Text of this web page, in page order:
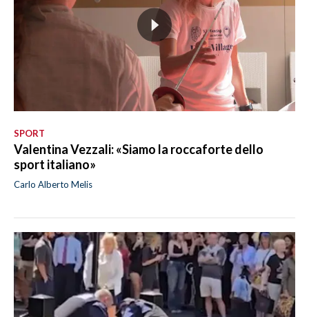
SPORT
Valentina Vezzali: «Siamo la roccaforte dello
sport italiano»
Carlo Alberto Melis